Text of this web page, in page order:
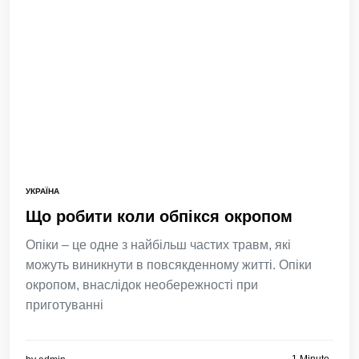
УКРАЇНА
Що робити коли обпікся окропом
Опіки – це одне з найбільш частих травм, які
можуть виникнути в повсякденному житті. Опіки
окропом, внаслідок необережності при
приготуванні